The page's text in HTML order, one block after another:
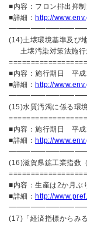
■内容：フロン排出抑
■詳細： http://
(14)土壌環境基準及び
土壌汚染対策法施行
■内容：施行期日 平成
■詳細： http://
(15)水質汚濁に係る環
■内容：施行期日 平成
■詳細： http://
(16)滋賀県鉱工業指数
■内容：生産は2か月ぶ
■詳細： http://
(17)「経済指標からみ